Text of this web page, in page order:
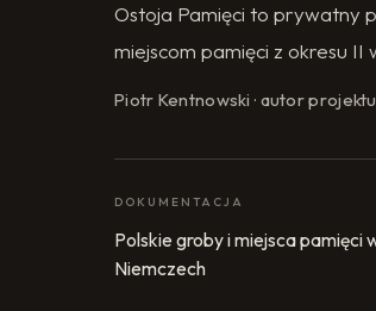
Ostoja Pamięci to prywatny
miejscom pamięci z okresu
Piotr Kentnowski · autor projektu
DOKUMENTACJA
Polskie groby i miejsca pamięci
Niemczech